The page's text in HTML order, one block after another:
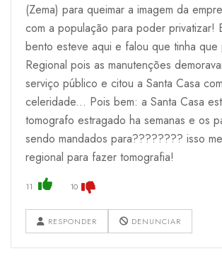
(Zema) para queimar a imagem da
com a população para poder privatizar!
bento esteve aqui e falou que tinha que
Regional pois as manutenções
serviço público e citou a Santa Casa
celeridade... Pois bem: a Santa Casa
tomografo estragado ha semanas e os
sendo mandados para???????? isso
regional para fazer tomografia!
11 10
RESPONDER DENUNCIAR